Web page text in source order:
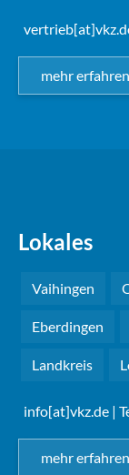
mehr erfahren
Lokales
Vaihingen
Eberdingen
Landkreis
info[at]vkz.de |
mehr erfahren